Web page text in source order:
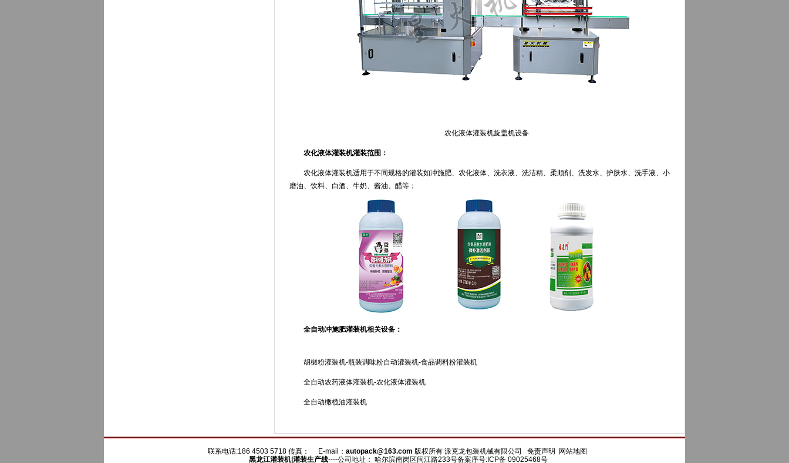
农化液体灌装机旋盖机设备
农化液体灌装机灌装范围：
农化液体灌装机适用于不同规格的灌装如冲施肥、农化液体、洗衣液、洗洁精、柔顺剂、洗发水、护肤水、洗手液、小
磨油、饮料、白酒、牛奶、酱油、醋等；
全自动冲施肥灌装机相关设备：
胡椒粉灌装机-瓶装调味粉自动灌装机-食品调料粉灌装机
全自动农药液体灌装机-农化液体灌装机
全自动橄榄油灌装机
联系电话:186 4503 5718 传真： E-mail： autopack@163.com 版权所有 派克龙包装机械有限公司 免责声明
网站地图
黑龙江灌装机|灌装生产线----公司地址： 哈尔滨南岗区闽江路233号备案序号:ICP备 09025468号